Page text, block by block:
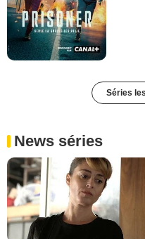
Séries
News séries